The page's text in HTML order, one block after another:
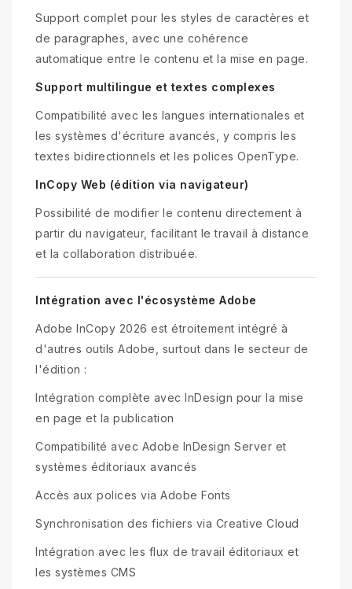
Support complet pour les styles de caractères et
de paragraphes, avec une cohérence
automatique entre le contenu et la mise en page.
Support multilingue et textes complexes
Compatibilité avec les langues internationales et
les systèmes d'écriture avancés, y compris les
textes bidirectionnels et les polices OpenType.
InCopy Web (édition via navigateur)
Possibilité de modifier le contenu directement à
partir du navigateur, facilitant le travail à distance
et la collaboration distribuée.
Intégration avec l'écosystème Adobe
Adobe InCopy 2026 est étroitement intégré à
d'autres outils Adobe, surtout dans le secteur de
l'édition :
Intégration complète avec InDesign pour la mise
en page et la publication
Compatibilité avec Adobe InDesign Server et
systèmes éditoriaux avancés
Accès aux polices via Adobe Fonts
Synchronisation des fichiers via Creative Cloud
Intégration avec les flux de travail éditoriaux et
les systèmes CMS